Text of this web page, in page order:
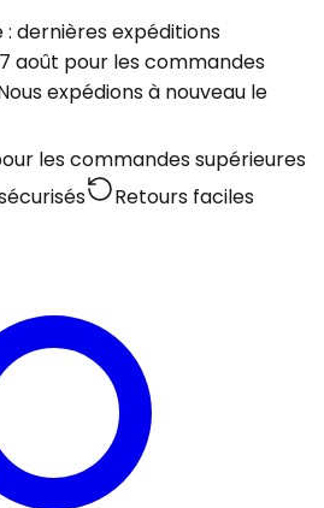
dernières expéditions
août pour les commandes
expédions à nouveau le
les commandes supérieures
Retours faciles